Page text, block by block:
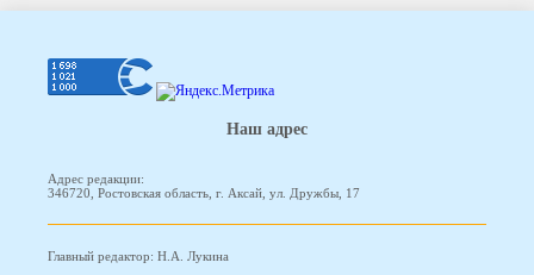
Наш адрес
Адрес редакции:
346720, Ростовская область, г. Аксай, ул. Дружбы, 17
Главный редактор: Н.А. Лукина